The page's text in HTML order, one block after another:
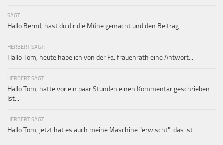
SAGT:
Hallo Bernd, hast du dir die Mühe gemacht und den Beitrag...
HERBERT SAGT:
Hallo Tom, heute habe ich von der Fa. frauenrath eine Antwort...
HERBERT SAGT:
Hallo Tom, hatte vor ein paar Stunden einen Kommentar geschrieben.
Ist...
HERBERT SAGT:
Hallo Tom, jetzt hat es auch meine Maschine "erwischt". das ist...